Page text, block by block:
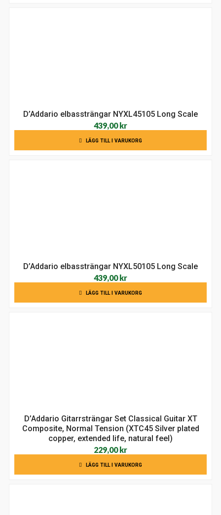
D’Addario elbassträngar NYXL45105 Long Scale
439,00kr
LÄGG TILL I VARUKORG
D’Addario elbassträngar NYXL50105 Long Scale
439,00kr
LÄGG TILL I VARUKORG
D’Addario Gitarrsträngar Set Classical Guitar XT
Composite, Normal Tension (XTC45 Silver plated
copper, extended life, natural feel)
229,00 kr
LÄGG TILL I VARUKORG